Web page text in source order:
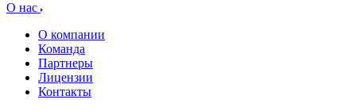
О нас
О компании
Команда
Партнеры
Лицензии
Контакты